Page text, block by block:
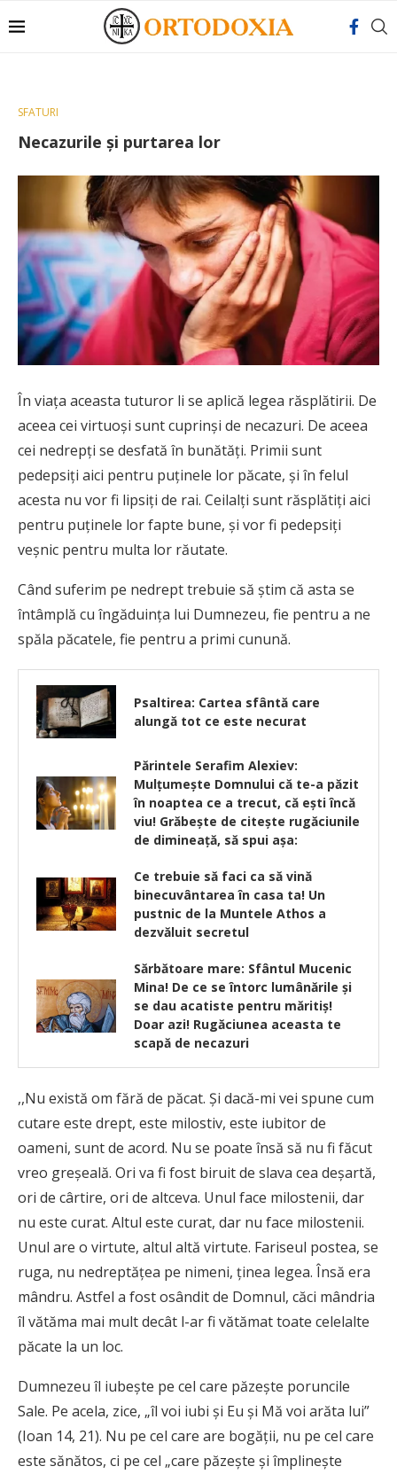
SFATURI
Necazurile și purtarea lor
În viaţa aceasta tuturor li se aplică legea răsplătirii. De
aceea cei virtuoşi sunt cuprinşi de necazuri. De aceea
cei nedrepţi se desfată în bunătăţi. Primii sunt
pedepsiţi aici pentru puţinele lor păcate, şi în felul
acesta nu vor fi lipsiţi de rai. Ceilalţi sunt răsplătiţi aici
pentru puţinele lor fapte bune, şi vor fi pedepsiţi
veşnic pentru multa lor răutate.
Când suferim pe nedrept trebuie să ştim că asta se
întâmplă cu îngăduinţa lui Dumnezeu, fie pentru a ne
spăla păcatele, fie pentru a primi cunună.
Psaltirea: Cartea sfântă care
alungă tot ce este necurat
Părintele Serafim Alexiev:
Mulțumește Domnului că te-a păzit
în noaptea ce a trecut, că ești încă
viu! Grăbește de citește rugăciunile
de dimineață, să spui așa:
Ce trebuie să faci ca să vină
binecuvântarea în casa ta! Un
pustnic de la Muntele Athos a
dezvăluit secretul
Sărbătoare mare: Sfântul Mucenic
Mina! De ce se întorc lumânările și
se dau acatiste pentru măritiş!
Doar azi! Rugăciunea aceasta te
scapă de necazuri
,,Nu există om fără de păcat. Şi dacă-mi vei spune cum
cutare este drept, este milostiv, este iubitor de
oameni, sunt de acord. Nu se poate însă să nu fi făcut
vreo greşeală. Ori va fi fost biruit de slava cea deşartă,
ori de cârtire, ori de altceva. Unul face milostenii, dar
nu este curat. Altul este curat, dar nu face milostenii.
Unul are o virtute, altul altă virtute. Fariseul postea, se
ruga, nu nedreptăţea pe nimeni, ţinea legea. Însă era
mândru. Astfel a fost osândit de Domnul, căci mândria
îl vătăma mai mult decât l-ar fi vătămat toate celelalte
păcate la un loc.
Dumnezeu îl iubeşte pe cel care păzeşte poruncile
Sale. Pe acela, zice, „îl voi iubi şi Eu şi Mă voi arăta lui”
(Ioan 14, 21). Nu pe cel care are bogăţii, nu pe cel care
este sănătos, ci pe cel „care păzeşte şi împlineşte